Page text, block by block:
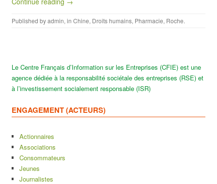
Published byadmin, in Chine, Droits humains, Pharmacie, Roche.
Le Centre Français d’Information sur les Entreprises (CFIE) est une
agence dédiée à la responsabilité sociétale des entreprises (RSE) et
à l’investissement socialement responsable (ISR)
ENGAGEMENT (ACTEURS)
Actionnaires
Associations
Consommateurs
Jeunes
Journalistes